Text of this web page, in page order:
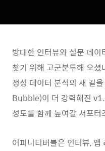
방대한 인터뷰와 설문 데
찾기 위해 고군분투해 오
정성 데이터 분석의 새 길
Bubble)이 더 강력해진
성도를 함께 높여갈 서포
어피니티버블은 인터뷰, 앱